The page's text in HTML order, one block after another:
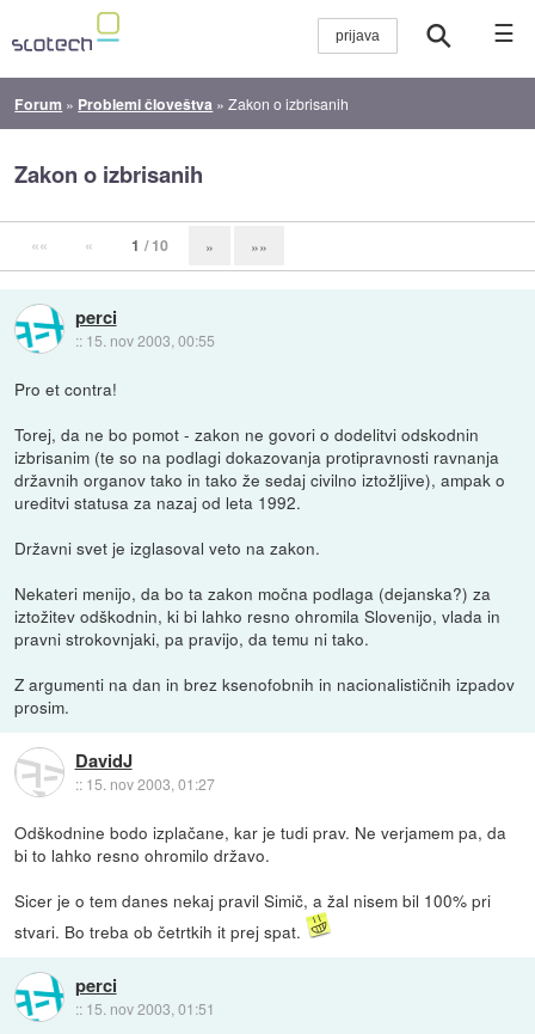
☰
Forum » Problemi človeštva »Zakon o izbrisanih
Zakon o izbrisanih
«« « 1 / 10 » »»
perci
:: 15. nov 2003, 00:55
Pro et contra!
Torej, da ne bo pomot - zakon ne govori o dodelitvi odskodnin
izbrisanim (te so na podlagi dokazovanja protipravnosti ravnanja
državnih organov tako in tako že sedaj civilno iztožljive), ampak o
ureditvi statusa za nazaj od leta 1992.
Državni svet je izglasoval veto na zakon.
Nekateri menijo, da bo ta zakon močna podlaga (dejanska?) za
iztožitev odškodnin, ki bi lahko resno ohromila Slovenijo, vlada in
pravni strokovnjaki, pa pravijo, da temu ni tako.
Z argumenti na dan in brez ksenofobnih in nacionalističnih izpadov
prosim.
DavidJ
:: 15. nov 2003, 01:27
Odškodnine bodo izplačane, kar je tudi prav. Ne verjamem pa, da
bi to lahko resno ohromilo državo.
Sicer je o tem danes nekaj pravil Simič, a žal nisem bil 100% pri
stvari. Bo treba ob četrtkih it prej spat.
perci
:: 15. nov 2003, 01:51